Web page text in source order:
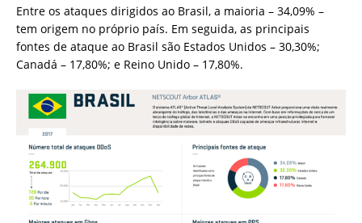
Entre os ataques dirigidos ao Brasil, a maioria – 34,09% –
tem origem no próprio país. Em seguida, as principais
fontes de ataque ao Brasil são Estados Unidos – 30,30%;
Canadá – 17,80%; e Reino Unido – 17,80%.